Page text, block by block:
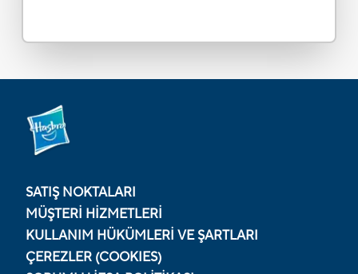
SATIŞ NOKTALARI
MÜŞTERI HIZMETLERI
KULLANIM HÜKÜMLERI VE ŞARTLARI
ÇEREZLER (COOKIES)